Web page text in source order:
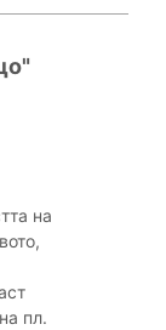
на
пл.